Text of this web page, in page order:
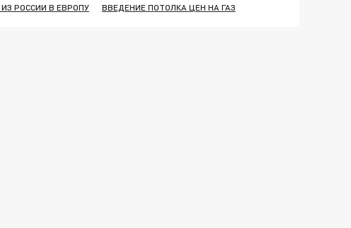
ИЗ РОССИИ В ЕВРОПУ ВВЕДЕНИЕ ПОТОЛКА ЦЕН НА ГАЗ